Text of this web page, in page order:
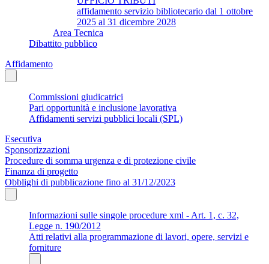
affidamento servizio bibliotecario dal 1 ottobre
2025 al 31 dicembre 2028
Area Tecnica
Dibattito pubblico
Affidamento
Commissioni giudicatrici
Pari opportunità e inclusione lavorativa
Affidamenti servizi pubblici locali (SPL)
Esecutiva
Sponsorizzazioni
Procedure di somma urgenza e di protezione civile
Finanza di progetto
Obblighi di pubblicazione fino al 31/12/2023
Informazioni sulle singole procedure xml - Art. 1, c. 32,
Legge n. 190/2012
Atti relativi alla programmazione di lavori, opere, servizi e
forniture